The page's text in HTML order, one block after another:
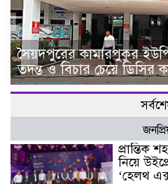
সৈয়দপুরের কামারপুকুর ইউপি
তদন্ত ও বিচার চেয়ে ডিসির
প্রান্তিক
নিয়ে
‘হেলথ